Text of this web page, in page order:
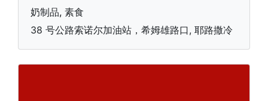
奶制品, 素食
38 号公路索诺尔加油站，希姆雄路口, 耶路撒冷